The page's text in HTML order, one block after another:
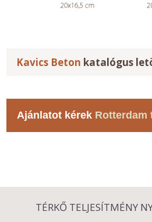
Kavics Beton katalógus
Ajánlatot kérek Rotterdam
TÉRKŐ TELJESÍTMÉNY